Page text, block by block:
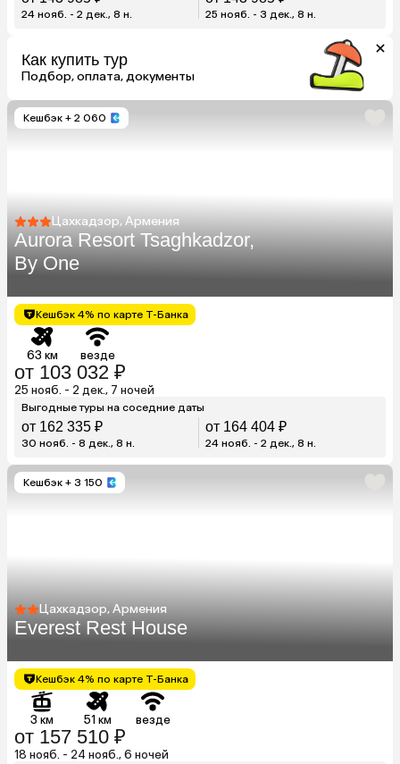
24 нояб. - 2 дек., 8 н. 25 нояб. - 3 дек., 8 н.
Как купить тур
Подбор, оплата, документы
Кешбэк + 2 060
Цахкадзор, Армения
Aurora Resort Tsaghkadzor,
By One
Кешбэк 4% по карте Т-Банка
63 км везде
от 103 032 ₽
25 нояб. - 2 дек., 7 ночей
Выгодные туры на соседние даты
от 162 335 ₽
30 нояб. - 8 дек., 8 н.
от 164 404 ₽
24 нояб. - 2 дек., 8 н.
Кешбэк + 3 150
Цахкадзор, Армения
Everest Rest House
Кешбэк 4% по карте Т-Банка
3 км 51 км везде
от 157 510 ₽
18 нояб. - 24 нояб., 6 ночей